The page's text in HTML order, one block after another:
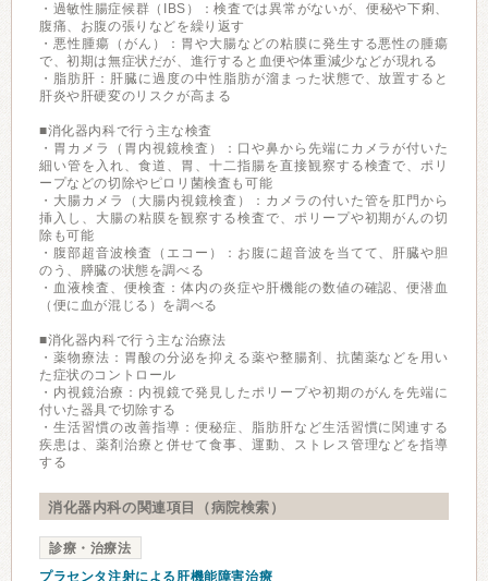
・過敏性腸症候群（IBS）：検査では異常がないが、便秘や下痢、
腹痛、お腹の張りなどを繰り返す
・悪性腫瘍（がん）：胃や大腸などの粘膜に発生する悪性の腫瘍
で、初期は無症状だが、進行すると血便や体重減少などが現れる
・脂肪肝：肝臓に過度の中性脂肪が溜まった状態で、放置すると
肝炎や肝硬変のリスクが高まる
■消化器内科で行う主な検査
・胃カメラ（胃内視鏡検査）：口や鼻から先端にカメラが付いた
細い管を入れ、食道、胃、十二指腸を直接観察する検査で、ポリ
ープなどの切除やピロリ菌検査も可能
・大腸カメラ（大腸内視鏡検査）：カメラの付いた管を肛門から
挿入し、大腸の粘膜を観察する検査で、ポリープや初期がんの切
除も可能
・腹部超音波検査（エコー）：お腹に超音波を当てて、肝臓や胆
のう、膵臓の状態を調べる
・血液検査、便検査：体内の炎症や肝機能の数値の確認、便潜血
（便に血が混じる）を調べる
■消化器内科で行う主な治療法
・薬物療法：胃酸の分泌を抑える薬や整腸剤、抗菌薬などを用い
た症状のコントロール
・内視鏡治療：内視鏡で発見したポリープや初期のがんを先端に
付いた器具で切除する
・生活習慣の改善指導：便秘症、脂肪肝など生活習慣に関連する
疾患は、薬剤治療と併せて食事、運動、ストレス管理などを指導
する
消化器内科の関連項目（病院検索）
診療・治療法
プラセンタ注射による肝機能障害治療